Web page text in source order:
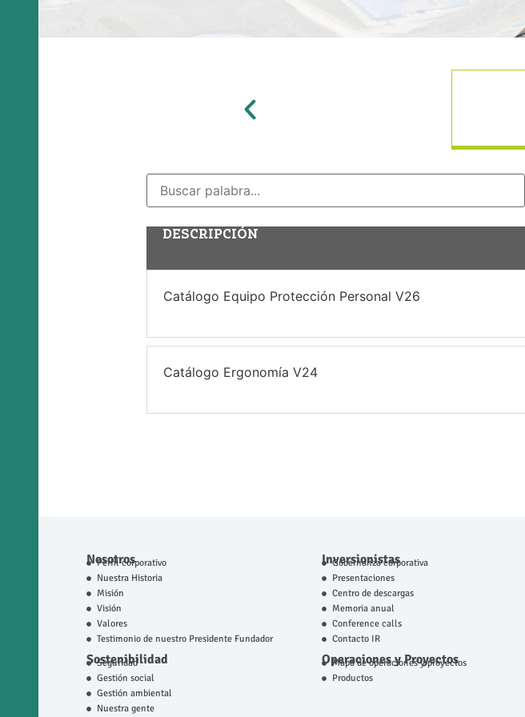
DESCRIPCIÓN
Catálogo Equipo Protección Personal V26
Catálogo Ergonomía V24
Nosotros
Perfil corporativo
Nuestra Historia
Misión
Visión
Valores
Testimonio de nuestro Presidente Fundador
Sostenibilidad
Seguridad
Gestión social
Gestión ambiental
Nuestra gente
Inversionistas
Gobernanza corporativa
Presentaciones
Centro de descargas
Memoria anual
Conference calls
Contacto IR
Operaciones y Proyectos
Mapa de operaciones y proyectos
Productos